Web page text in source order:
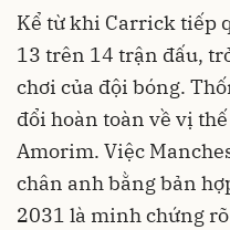
Kể từ khi Carrick tiếp
13 trên 14 trận đấu,
chơi của đội bóng.
đổi hoàn toàn về vị
Amorim. Việc
chân anh bằng bản
2031 là minh chứng